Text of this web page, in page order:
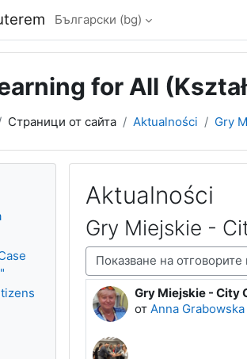
Български ‎(bg)‎
for All
Страници от сайта Aktualności Gry
Aktualności
Gry Miejskie -
Начин на показване
Gry Miejskie - City
от Anna Grabowska
Number of replies: